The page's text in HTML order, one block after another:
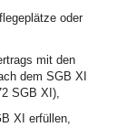
oder
mit den
dem SGB XI
SGB XI),
XI erfüllen,